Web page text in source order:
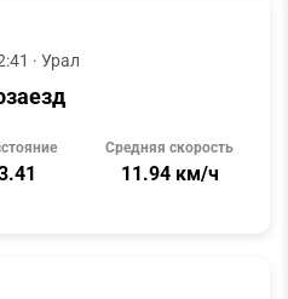
· Урал
Средняя скорость
11.94 км/ч